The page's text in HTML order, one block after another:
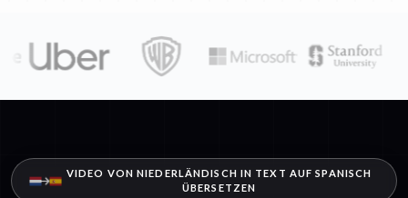
VIDEO VON NIEDERLÄNDISCH IN TEXT AUF SPANISCH
ÜBERSETZEN